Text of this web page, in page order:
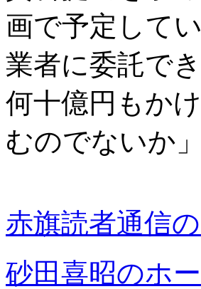
画で予定して
業者に委託で
何十億円もか
むのでないか
赤旗読者通信
砂田喜昭のホ